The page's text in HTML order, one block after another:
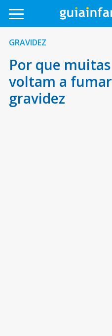
GRAVIDEZ
Por que
voltam a
gravidez